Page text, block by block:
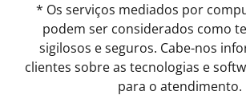
* Os serviços mediados por
podem ser considerados como
sigilosos e seguros. Cabe-nos
clientes sobre as tecnologias e
para o atendimento.